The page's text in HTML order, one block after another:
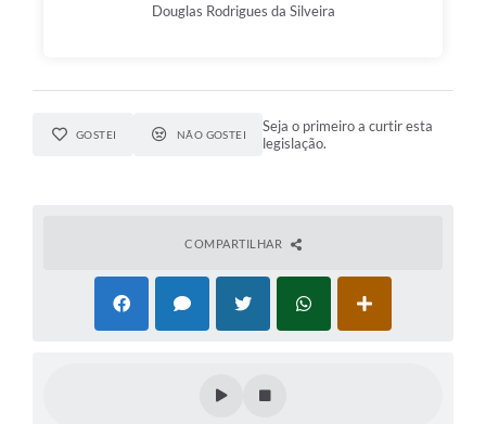
Douglas Rodrigues da Silveira
GOSTEI NÃO GOSTEI
Seja o primeiro a curtir esta
legislação.
COMPARTILHAR